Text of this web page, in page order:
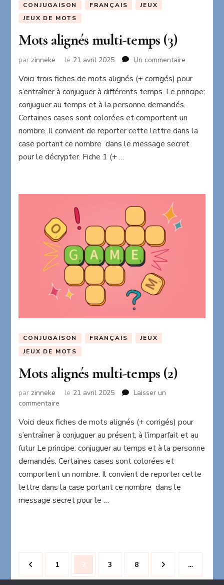
CONJUGAISON FRANÇAIS
JEUX
JEUX DE MOTS
Mots alignés multi-temps (3)
par zinneke le 21 avril 2025 Un commentaire
alignés
multi-
Voici trois fiches de mots alignés (+ corrigés) pour
s’entraîner à conjuguer à différents temps. Le principe:
conjuguer au temps et à la personne demandés.
Certaines cases sont colorées et comportent un
nombre. Il convient de reporter cette lettre dans la
case portant ce nombre dans le message secret
pour le décrypter. Fiche 1 (+ …
CONJUGAISON FRANÇAIS
JEUX
JEUX DE MOTS
Mots alignés multi-temps (2)
par zinneke le 21 avril 2025
Laisser un
commentaire
alignés
multi-
temps
Voici deux fiches de mots alignés (+ corrigés) pour
s’entraîner à conjuguer au présent, à l’imparfait et au
futur Le principe: conjuguer au temps et à la personne
demandés. Certaines cases sont colorées et
comportent un nombre. Il convient de reporter cette
lettre dans la case portant ce nombre dans le
message secret pour le …
Pagination
des
Page
1 Page
2 Page
3 …
Page
8